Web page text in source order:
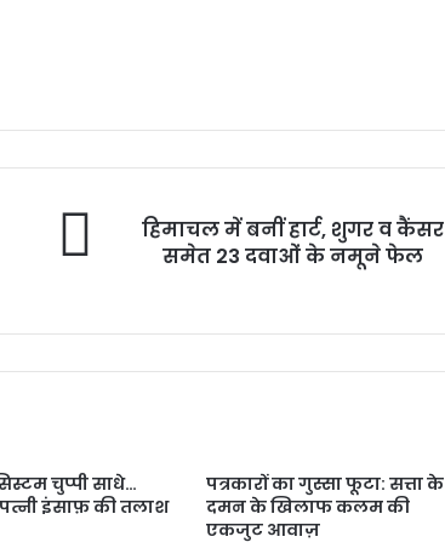
हिमाचल में बनीं हार्ट, शुगर व कैंसर
समेत 23 दवाओं के नमूने फेल
चुप्पी साधे…
इंसाफ़ की तलाश
पत्रकारों का गुस्सा फूटा: सत्ता के
दमन के खिलाफ कलम की
एकजुट आवाज़